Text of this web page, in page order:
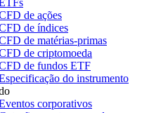
de ações
de índices
de matérias-primas
de criptomoeda
de fundos ETF
do instrumento
corporativos